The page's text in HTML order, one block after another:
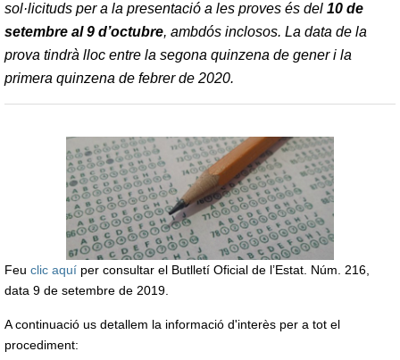
sol·licituds per a la presentació a les proves és del 10 de
setembre al 9 d’octubre, ambdós inclosos. La data de la
prova tindrà lloc entre la segona quinzena de gener i la
primera quinzena de febrer de 2020.
Feu clic aquí per consultar el Butlletí Oficial de l’Estat. Núm. 216,
data 9 de setembre de 2019.
A continuació us detallem la informació d'interès per a tot el
procediment: